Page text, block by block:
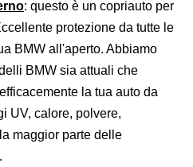
: questo è un copriauto per
protezione da tutte le
BMW all'aperto. Abbiamo
BMW sia attuali che
la tua auto da
UV, calore, polvere,
maggior parte delle